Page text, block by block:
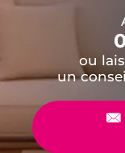
ou
un
📧